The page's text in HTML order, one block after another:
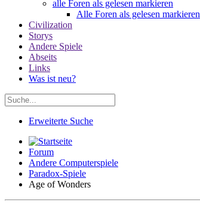
alle Foren als gelesen markieren
Alle Foren als gelesen markieren
Civilization
Storys
Andere Spiele
Abseits
Links
Was ist neu?
Erweiterte Suche
Forum
Andere Computerspiele
Paradox-Spiele
Age of Wonders